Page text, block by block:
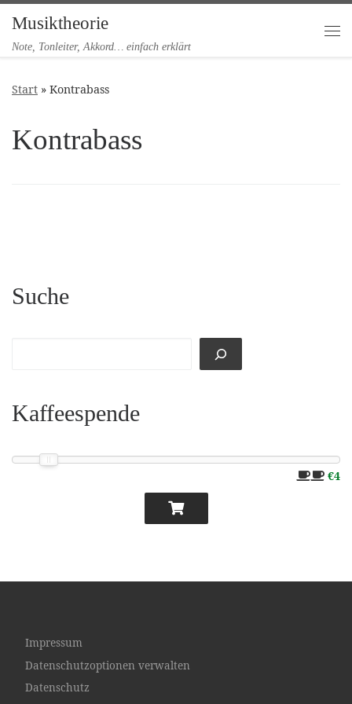
Zum Inhalt springen
Musiktheorie
Note, Tonleiter, Akkord… einfach erklärt
Start » Kontrabass
Kontrabass
Suche
Kaffeespende
€4
Impressum
Datenschutzoptionen verwalten
Datenschutz